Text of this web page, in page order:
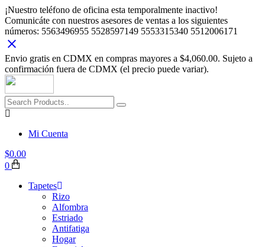
¡Nuestro teléfono de oficina esta temporalmente inactivo!
Comunicáte con nuestros asesores de ventas a los siguientes
números: 5563496955 5528597149 5553315340 5512006171
Envio gratis en CDMX en compras mayores a $4,060.00. Sujeto a
confirmación fuera de CDMX (el precio puede variar).
Mi Cuenta
$0.00
0
Tapetes
Rizo
Alfombra
Estriado
Antifatiga
Hogar